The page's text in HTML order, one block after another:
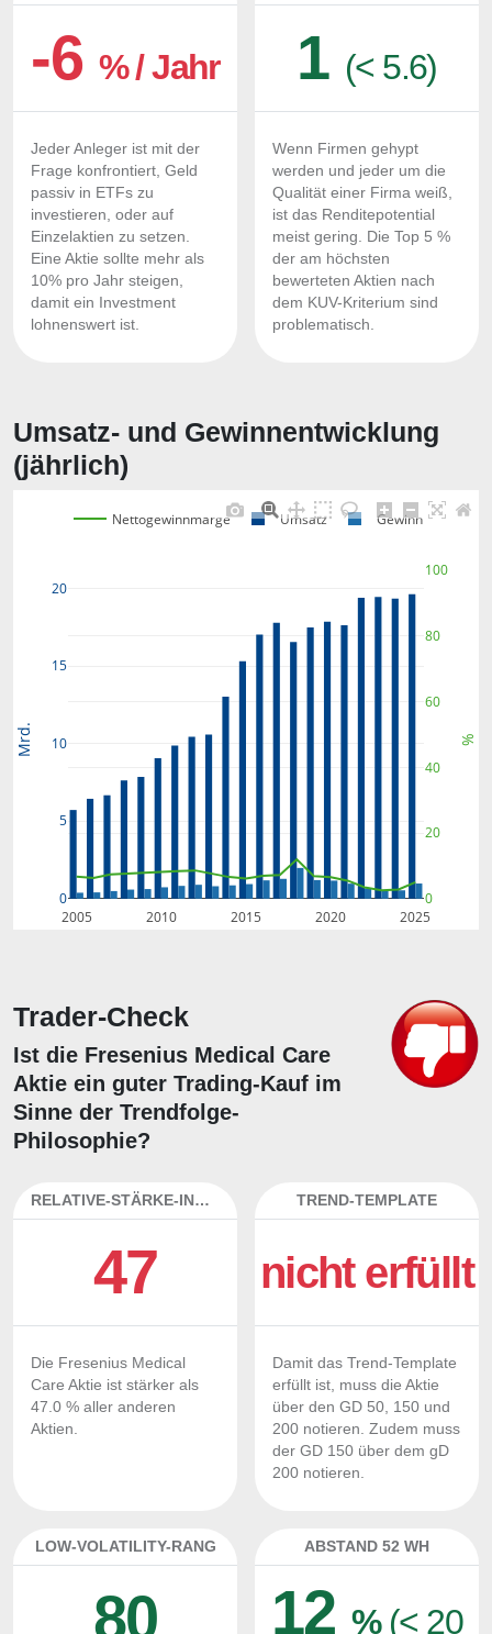
-6 % / Jahr
Jeder Anleger ist mit der
Frage konfrontiert, Geld
passiv in ETFs zu
investieren, oder auf
Einzelaktien zu setzen.
Eine Aktie sollte mehr als
10% pro Jahr steigen,
damit ein Investment
lohnenswert ist.
1 (< 5.6)
Wenn Firmen gehypt
werden und jeder um die
Qualität einer Firma weiß,
ist das Renditepotential
meist gering. Die Top 5 %
der am höchsten
bewerteten Aktien nach
dem KUV-Kriterium sind
problematisch.
Umsatz- und Gewinnentwicklung
(jährlich)
2005 2010 2015 2020 2025
0
5
10
15
20
0
20
40
60
80
100
Nettogewinnmarge Umsatz Gewinn
Mrd. %
Trader-Check
Ist die Fresenius Medical Care
Aktie ein guter Trading-Kauf im
Sinne der Trendfolge-
Philosophie?
RELATIVE-STÄRKE-INDEX
47
Die Fresenius Medical
Care Aktie ist stärker als
47.0 % aller anderen
Aktien.
TREND-TEMPLATE
nicht erfüllt
Damit das Trend-Template
erfüllt ist, muss die Aktie
über den GD 50, 150 und
200 notieren. Zudem muss
der GD 150 über dem gD
200 notieren.
LOW-VOLATILITY-RANG
80
ABSTAND 52 WH
12% (< 20